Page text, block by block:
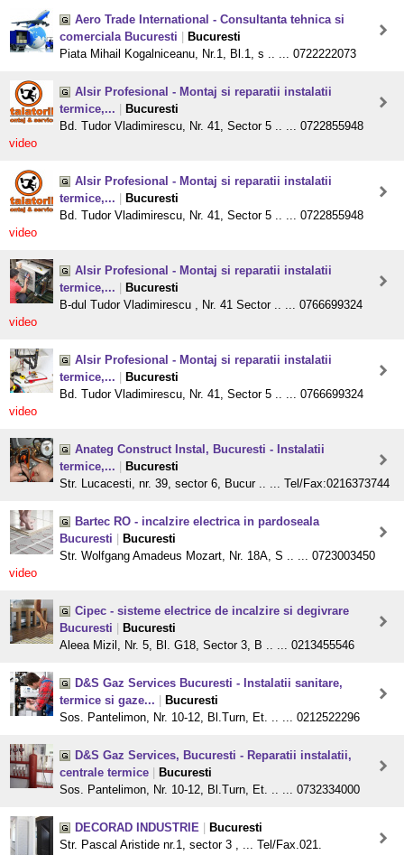
Aero Trade International - Consultanta tehnica si
comerciala Bucuresti
Bucuresti
Piata Mihail Kogalniceanu, Nr.1, Bl.1, s .. ... 0722222073
Alsir Profesional - Montaj si reparatii instalatii
termice,...
Bucuresti
Bd. Tudor Vladimirescu, Nr. 41, Sector 5 .. ... 0722855948
video
Alsir Profesional - Montaj si reparatii instalatii
termice,...
Bucuresti
Bd. Tudor Vladimirescu, Nr. 41, Sector 5 .. ... 0722855948
video
Alsir Profesional - Montaj si reparatii instalatii
termice,...
Bucuresti
B-dul Tudor Vladimirescu , Nr. 41 Sector .. ... 0766699324
video
Alsir Profesional - Montaj si reparatii instalatii
termice,...
Bucuresti
Bd. Tudor Vladimirescu, Nr. 41, Sector 5 .. ... 0766699324
video
Anateg Construct Instal, Bucuresti - Instalatii
termice,...
Bucuresti
Str. Lucacesti, nr. 39, sector 6, Bucur .. ... Tel/Fax:0216373744
Bartec RO - incalzire electrica in pardoseala
Bucuresti
Bucuresti
Str. Wolfgang Amadeus Mozart, Nr. 18A, S .. ... 0723003450
video
Cipec - sisteme electrice de incalzire si degivrare
Bucuresti
Bucuresti
Aleea Mizil, Nr. 5, Bl. G18, Sector 3, B .. ... 0213455546
D&S Gaz Services Bucuresti - Instalatii sanitare,
termice si gaze...
Bucuresti
Sos. Pantelimon, Nr. 10-12, Bl.Turn, Et. .. ... 0212522296
D&S Gaz Services, Bucuresti - Reparatii instalatii,
centrale termice
Bucuresti
Sos. Pantelimon, Nr. 10-12, Bl.Turn, Et. .. ... 0732334000
DECORAD INDUSTRIE
Bucuresti
Str. Pascal Aristide nr.1, sector 3 , ... Tel/Fax.021.